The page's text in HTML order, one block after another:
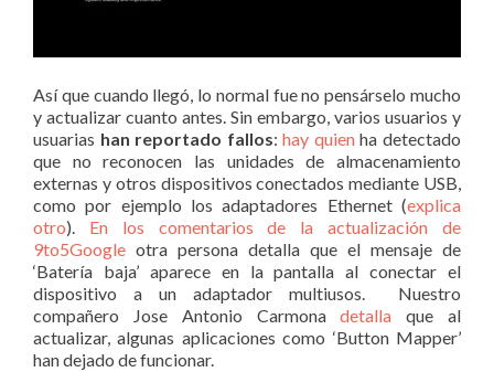
Así que cuando llegó, lo normal fue no pensárselo mucho
y actualizar cuanto antes. Sin embargo, varios usuarios y
usuarias han reportado fallos:hay quienha detectado
que no reconocen las unidades de almacenamiento
externas y otros dispositivos conectados mediante USB,
como por ejemplo los adaptadores Ethernet (explica
otro). En los comentarios de la actualización de
9to5Google otra persona detalla que el mensaje de
‘Batería baja’ aparece en la pantalla al conectar el
dispositivo a un adaptador multiusos. Nuestro
compañero Jose Antonio Carmonadetalla que al
actualizar, algunas aplicaciones como ‘Button Mapper’
han dejado de funcionar.